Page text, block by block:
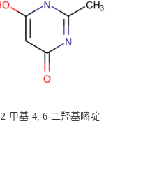
2-甲基-4, 6-二羟基嘧啶